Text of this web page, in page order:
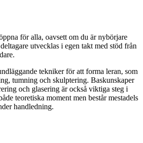
för alla, oavsett om du är nybörjare
utvecklas i egen takt med stöd från
tekniker för att forma leran, som
tumning och skulptering. Baskunskaper
och glasering är också viktiga steg i
teoretiska moment men består mestadels
handledning.